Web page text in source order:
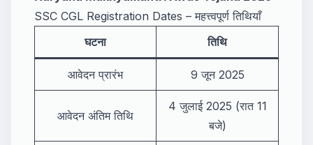
SSC CGL Registration Dates – महत्त्वपूर्ण तिथियाँ
घटना
तिथि
आवेदन प्रारंभ 9 जून 2025
आवेदन अंतिम तिथि
4 जुलाई 2025 (रात 11
बजे)